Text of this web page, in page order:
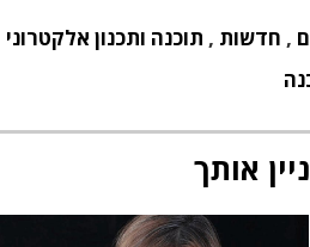
, חדשות , תוכנה ותכנון אלקטרוני
אותך